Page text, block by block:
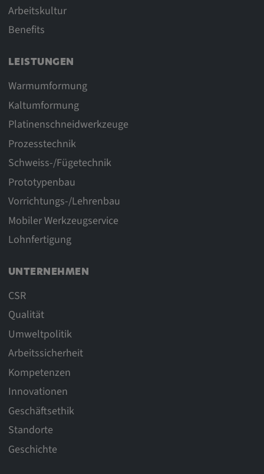
Arbeitskultur
Benefits
LEISTUNGEN
Warmumformung
Kaltumformung
Platinenschneidwerkzeuge
Prozesstechnik
Schweiss-/Fügetechnik
Prototypenbau
Vorrichtungs-/Lehrenbau
Mobiler Werkzeugservice
Lohnfertigung
UNTERNEHMEN
CSR
Qualität
Umweltpolitik
Arbeitssicherheit
Kompetenzen
Innovationen
Geschäftsethik
Standorte
Geschichte